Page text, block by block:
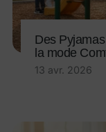
Des
la mode
13 avr. 2026